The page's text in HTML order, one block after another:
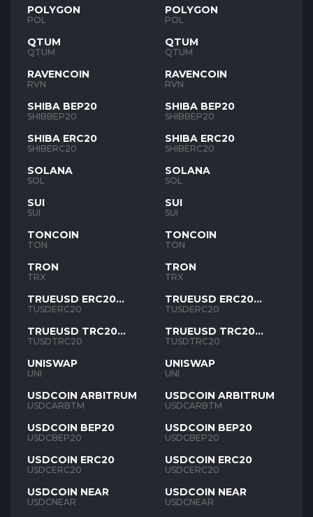
POLYGON
POL
QTUM
QTUM
RAVENCOIN
RVN
SHIBA BEP20
SHIBBEP20
SHIBA ERC20
SHIBERC20
SOLANA
SOL
SUI
SUI
TONCOIN
TON
TRON
TRX
TRUEUSD ERC20
TUSD
TUSDERC20
TRUEUSD TRC20
TUSD
TUSDTRC20
UNISWAP
UNI
USDCOIN ARBITRUM
USDCARBTM
USDCOIN BEP20
USDCBEP20
USDCOIN ERC20
USDCERC20
USDCOIN NEAR
USDCNEAR
POLYGON
POL
QTUM
QTUM
RAVENCOIN
RVN
SHIBA BEP20
SHIBBEP20
SHIBA ERC20
SHIBERC20
SOLANA
SOL
SUI
SUI
TONCOIN
TON
TRON
TRX
TRUEUSD ERC20
TUSD
TUSDERC20
TRUEUSD TRC20
TUSD
TUSDTRC20
UNISWAP
UNI
USDCOIN ARBITRUM
USDCARBTM
USDCOIN BEP20
USDCBEP20
USDCOIN ERC20
USDCERC20
USDCOIN NEAR
USDCNEAR